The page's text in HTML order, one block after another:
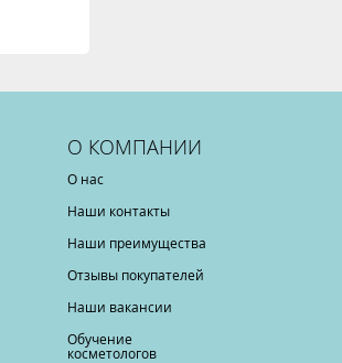
О КОМПАНИИ
О нас
Наши контакты
Наши преимущества
Отзывы покупателей
Наши вакансии
Обучение
косметологов